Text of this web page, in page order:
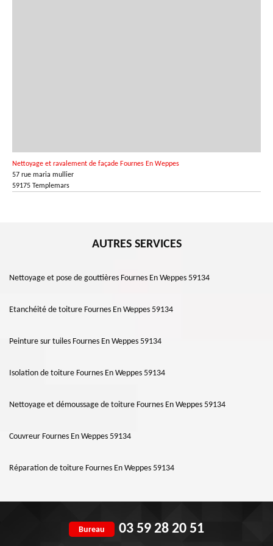
Nettoyage et ravalement de façade Fournes En Weppes
57 rue maria mullier
59175 Templemars
AUTRES SERVICES
Nettoyage et pose de gouttières Fournes En Weppes 59134
Etanchéité de toiture Fournes En Weppes 59134
Peinture sur tuiles Fournes En Weppes 59134
Isolation de toiture Fournes En Weppes 59134
Nettoyage et démoussage de toiture Fournes En Weppes 59134
Couvreur Fournes En Weppes 59134
Réparation de toiture Fournes En Weppes 59134
Bureau 03 59 28 20 51